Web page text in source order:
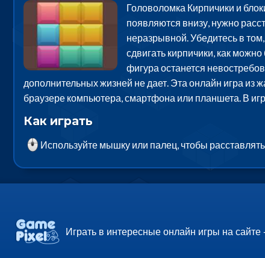
Головоломка Кирпичики и
появляются внизу, нужно
неразрывной. Убедитесь в
сдвигать кирпичики, как
фигура останется
дополнительных жизней не дает. Эта онлайн игра
браузере компьютера, смартфона или планшета. В
Как играть
Используйте мышку или палец, чтобы
Играть в интересные онлайн игры на сайте